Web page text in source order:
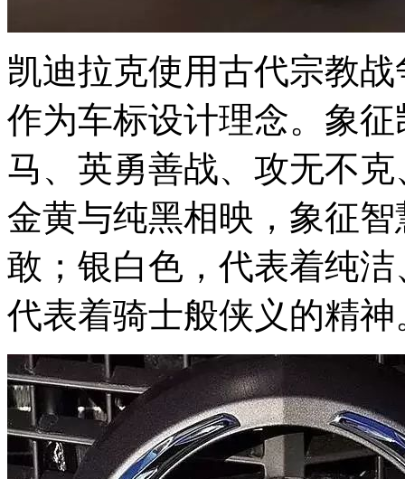
凯迪拉克使用古代宗教战
作为车标设计理念。象
马、英勇善战、攻无不
金黄与纯黑相映，象征
敢；银白色，代表着纯
代表着骑士般侠义的精神